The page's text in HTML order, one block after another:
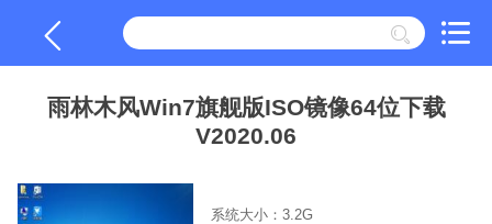
雨林木风Win7旗舰版ISO镜像64位下载
V2020.06
系统大小：3.2G